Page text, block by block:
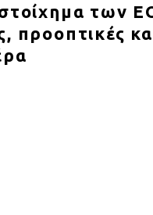
των
προοπτικές